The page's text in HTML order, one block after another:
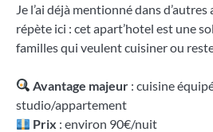
Je l’ai déjà mentionné dans
répète ici : cet apart’hotel est une
familles qui veulent cuisiner ou
Avantage majeur : cuisine
studio/appartement
Prix : environ 90€/nuit